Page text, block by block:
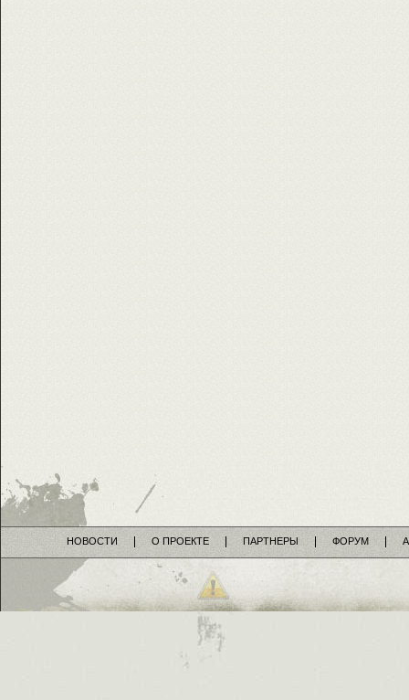
НОВОСТИ О ПРОЕКТЕ ПАРТНЕРЫ ФОРУМ